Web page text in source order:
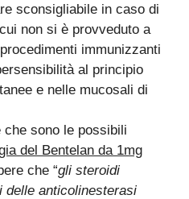
sconsigliabile in caso di
non si è provveduto a
immunizzanti
al principio
e nelle mucosali di
che sono le possibili
del Bentelan da 1mg
che “gli steroidi
delle anticolinesterasi